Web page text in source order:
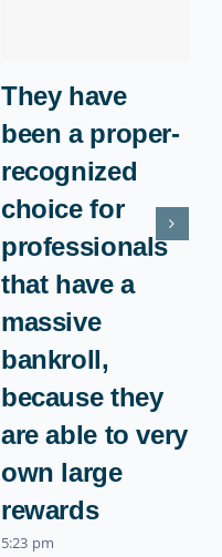
They have
been a proper-
recognized
choice for
professionals
that have a
massive
bankroll,
because they
are able to very
own large
rewards
5:23 pm